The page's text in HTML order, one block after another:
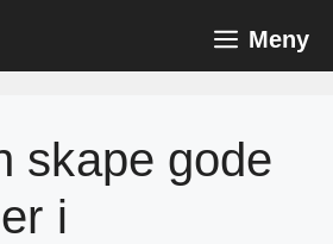
Meny
skape gode
i